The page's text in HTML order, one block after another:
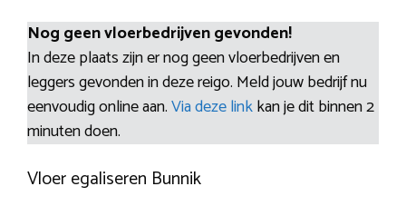
Nog geen vloerbedrijven gevonden!
In deze plaats zijn er nog geen vloerbedrijven en
leggers gevonden in deze reigo. Meld jouw bedrijf nu
eenvoudig online aan.Via deze linkkan je dit binnen 2
minuten doen.
Vloer egaliseren Bunnik